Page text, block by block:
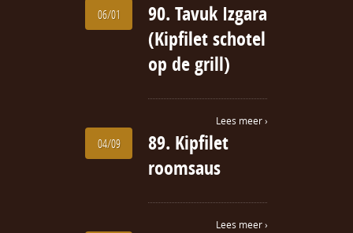
06/01
90. Tavuk Izgara
(Kipfilet schotel
op de grill)
Lees meer ›
04/09
89. Kipfilet
roomsaus
Lees meer ›